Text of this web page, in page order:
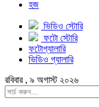
হজ
ভিডিও স্টোরি
ফটো স্টোরি
ফটোগ্যালারি
ভিডিও গ্যালারি
রবিবার , ৯ অগাস্ট ২০২৬